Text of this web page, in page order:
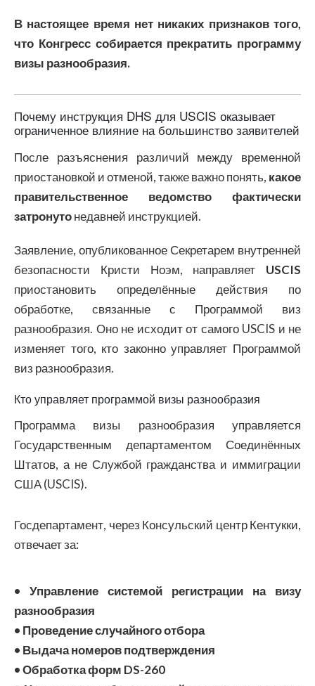
В настоящее время нет никаких признаков того,
что Конгресс собирается прекратить программу
визы разнообразия.
Почему инструкция DHS для USCIS оказывает
ограниченное влияние на большинство заявителей
После разъяснения различий между временной
приостановкой и отменой, также важно понять, какое
правительственное ведомство фактически
затронутонедавней инструкцией.
Заявление, опубликованное Секретарем внутренней
безопасности Кристи Ноэм, направляет USCIS
приостановить определённые действия по
обработке, связанные с Программой виз
разнообразия. Оно не исходит от самого USCIS и не
изменяет того, кто законно управляет Программой
виз разнообразия.
Кто управляет программой визы разнообразия
Программа визы разнообразия управляется
Государственным департаментом Соединённых
Штатов, а не Службой гражданства и иммиграции
США (USCIS).
Госдепартамент, через Консульский центр Кентукки,
отвечает за:
• Управление системой регистрации на визу
разнообразия
• Проведение случайного отбора
• Выдача номеров подтверждения
• Обработка форм DS-260